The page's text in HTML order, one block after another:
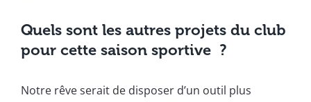
Quels sont les autres projets du club
pour cette saison sportive ?
Notre rêve serait de disposer d’un outil plus